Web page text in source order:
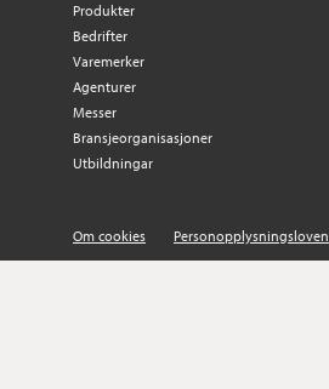
Produkter
Bedrifter
Varemerker
Agenturer
Messer
Bransjeorganisasjoner
Utbildningar
Om cookies Personopplysningsloven